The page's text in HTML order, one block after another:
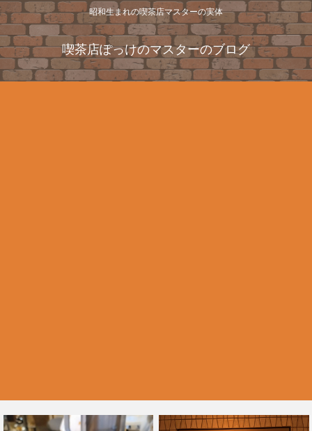
昭和生まれの喫茶店マスターの実体
喫茶店ぽっけのマスターのブログ